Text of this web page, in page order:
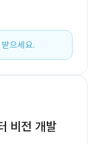
으세요.
비전 개발